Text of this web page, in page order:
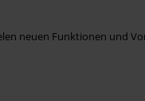
neuen Funktionen und